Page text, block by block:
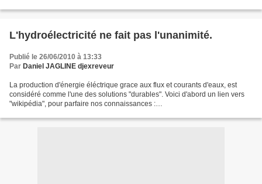
L'hydroélectricité ne fait pas l'unanimité.
Publié le 26/06/2010 à 13:33
Par Daniel JAGLINE djexreveur
La production d'énergie éléctrique grace aux flux et courants d'eaux, est
considéré comme l'une des solutions "durables". Voici d'abord un lien vers
"wikipédia", pour parfaire nos connaissances :